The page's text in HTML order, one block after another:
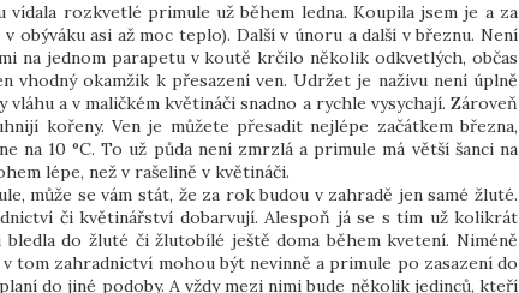
vídala rozkvetlé primule už během ledna. Koupila jsem je a za
obýváku asi až moc teplo). Další v únoru a další v březnu. Není
na jednom parapetu v koutě krčilo několik odkvetlých, občas
vhodný okamžik k přesazení ven. Udržet je naživu není úplně
a v maličkém květináči snadno a rychle vysychají. Zároveň
kořeny. Ven je můžete přesadit nejlépe začátkem března,
na 10 °C. To už půda není zmrzlá a primule má větší šanci na
lépe, než v rašelině v květináči.
může se vám stát, že za rok budou v zahradě jen samé žluté.
či květinářství dobarvují. Alespoň já se s tím už kolikrát
do žluté či žlutobílé ještě doma během kvetení. Niméně
tom zahradnictví mohou být nevinně a primule po zasazení do
do jiné podoby. A vždy mezi nimi bude několik jedinců, kteří